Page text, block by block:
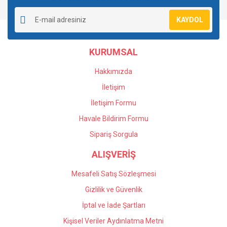
Ürün resmi kalitesiz, bozuk veya görüntülenemiyor.
Ürün açıklamasında eksik bilgiler bulunuyor.
Ürün bilgilerinde hatalar bulunuyor.
Ürün fiyatı diğer sitelerden daha pahalı.
Gönder
KAYDOL
KURUMSAL
Hakkımızda
İletişim
İletişim Formu
Havale Bildirim Formu
Sipariş Sorgula
ALIŞVERİŞ
Mesafeli Satış Sözleşmesi
Gizlilik ve Güvenlik
İptal ve İade Şartları
Kişisel Veriler Aydınlatma Metni